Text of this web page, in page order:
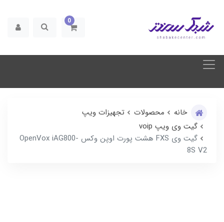
0
خانه محصولات
تجهیزات ویپ
گیت وی ویپ voip
گیت وی FXS هشت پورت اوپن وکس OpenVox iAG800-
8S V2